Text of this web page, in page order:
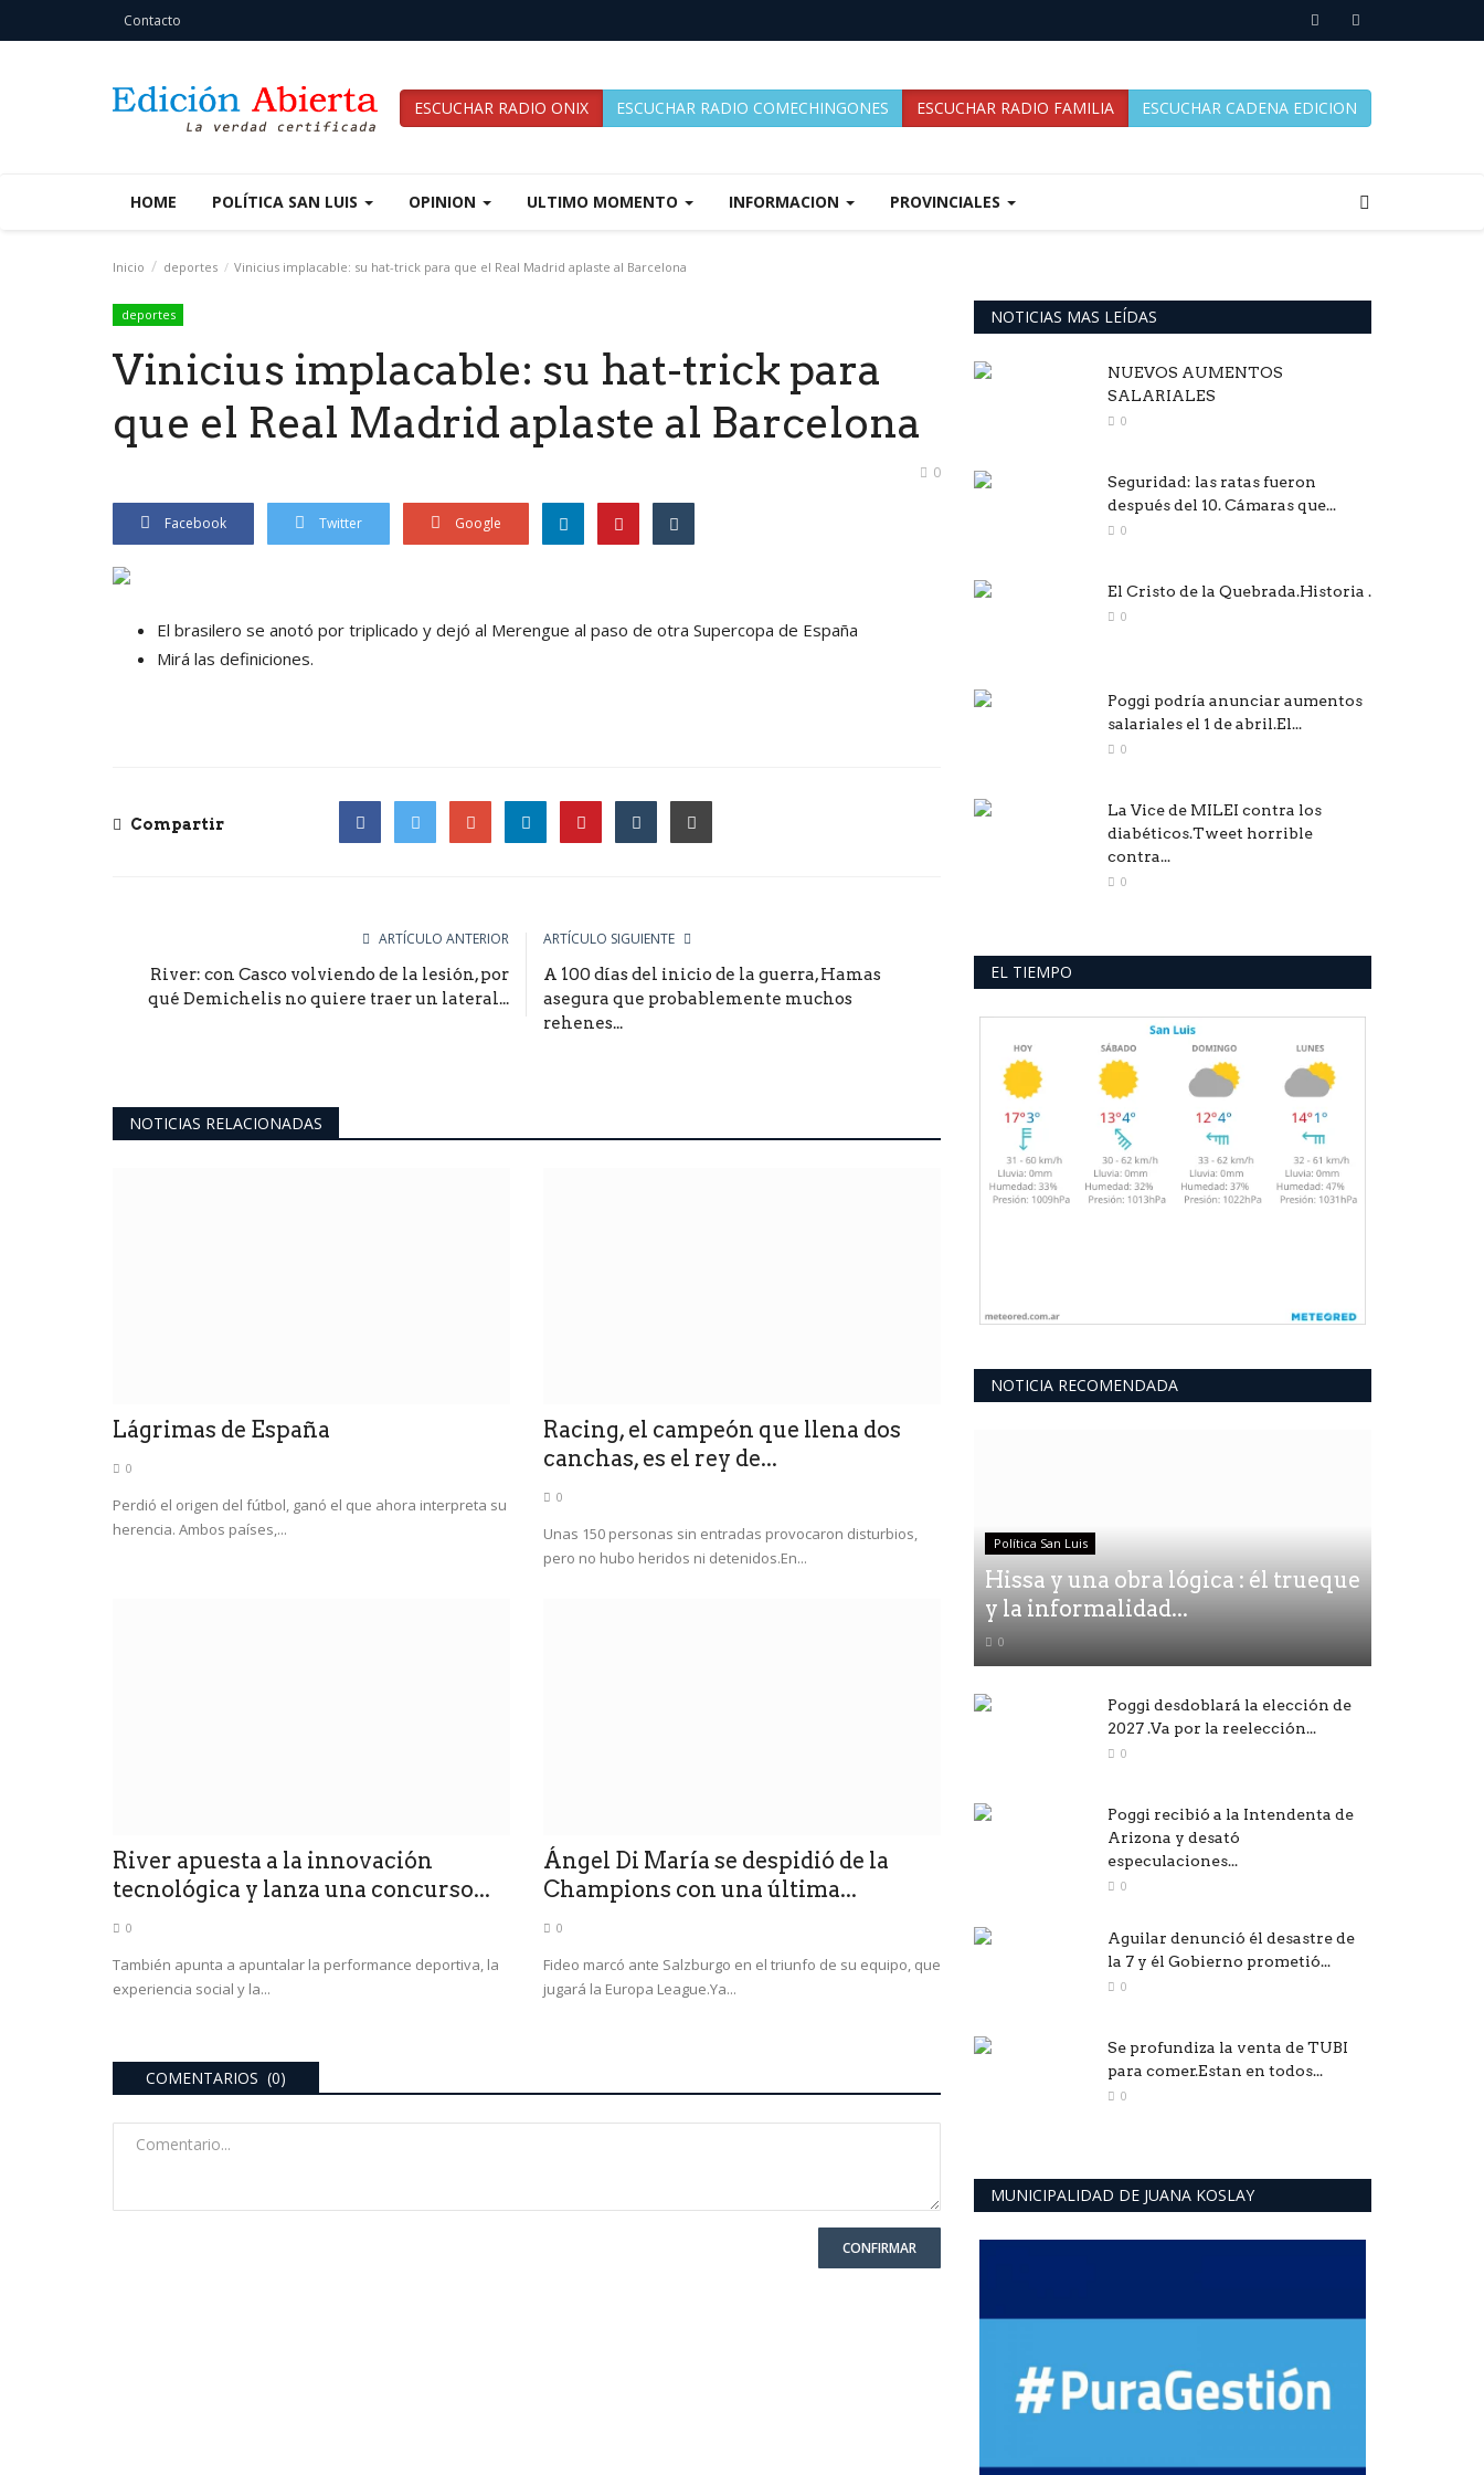
Contacto
ESCUCHAR RADIO ONIX ESCUCHAR RADIO COMECHINGONES ESCUCHAR RADIO FAMILIA ESCUCHAR CADENA EDICION
HOME POLÍTICA SAN LUIS OPINION ULTIMO MOMENTO INFORMACION PROVINCIALES
Inicio deportes Vinicius implacable: su hat-trick para que el Real Madrid aplaste al Barcelona
deportes
Vinicius implacable: su hat-trick para
que el Real Madrid aplaste al Barcelona
0
Facebook Twitter Google
El brasilero se anotó por triplicado y dejó al Merengue al paso de otra Supercopa de España
Mirá las definiciones.
Compartir
ARTÍCULO ANTERIOR
River: con Casco volviendo de la lesión, por
qué Demichelis no quiere traer un lateral...
ARTÍCULO SIGUIENTE
A 100 días del inicio de la guerra, Hamas
asegura que probablemente muchos
rehenes...
NOTICIAS RELACIONADAS
Lágrimas de España
0
Perdió el origen del fútbol, ganó el que ahora interpreta su
herencia. Ambos países,...
Racing, el campeón que llena dos
canchas, es el rey de...
0
Unas 150 personas sin entradas provocaron disturbios,
pero no hubo heridos ni detenidos.En...
River apuesta a la innovación
tecnológica y lanza una concurso...
0
También apunta a apuntalar la performance deportiva, la
experiencia social y la...
Ángel Di María se despidió de la
Champions con una última...
0
Fideo marcó ante Salzburgo en el triunfo de su equipo, que
jugará la Europa League.Ya...
COMENTARIOS (0)
CONFIRMAR
NOTICIAS MAS LEÍDAS
NUEVOS AUMENTOS
SALARIALES
0
Seguridad: las ratas fueron
después del 10. Cámaras que...
0
El Cristo de la Quebrada.Historia .
0
Poggi podría anunciar aumentos
salariales el 1 de abril.El...
0
La Vice de MILEI contra los
diabéticos.Tweet horrible
contra...
0
EL TIEMPO
NOTICIA RECOMENDADA
Política San Luis
Hissa y una obra lógica : él trueque
y la informalidad...
0
Poggi desdoblará la elección de
2027 .Va por la reelección...
0
Poggi recibió a la Intendenta de
Arizona y desató
especulaciones...
0
Aguilar denunció él desastre de
la 7 y él Gobierno prometió...
0
Se profundiza la venta de TUBI
para comer.Estan en todos...
0
MUNICIPALIDAD DE JUANA KOSLAY